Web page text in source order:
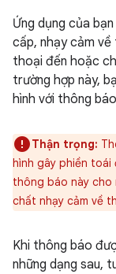
Ứng dụng của
cấp, nhạy cảm về
thoại đến hoặc
trường hợp này,
hình với thông
Thận trọng:
hình gây phiền toái
thông báo này
chất nhạy cảm về
Khi thông báo
những dạng sau,